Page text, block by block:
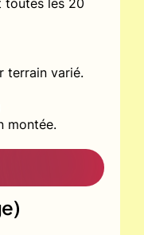
terrain varié.
montée.